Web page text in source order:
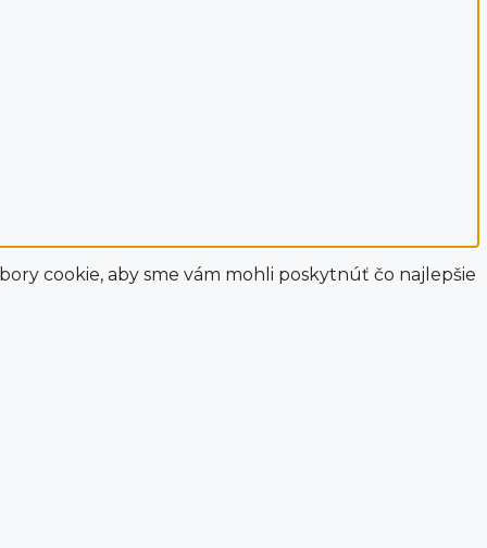
cookie, aby sme vám mohli poskytnúť čo najlepšie